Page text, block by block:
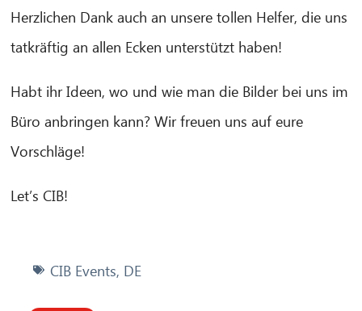
Herzlichen Dank auch an unsere tollen Helfer, die uns
tatkräftig an allen Ecken unterstützt haben!
Habt ihr Ideen, wo und wie man die Bilder bei uns im
Büro anbringen kann? Wir freuen uns auf eure
Vorschläge!
Let’s CIB!
CIB Events, DE